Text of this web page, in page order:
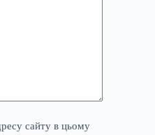
сайту в цьому